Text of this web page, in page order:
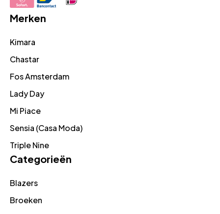
Merken
Kimara
Chastar
Fos Amsterdam
Lady Day
Mi Piace
Sensia (Casa Moda)
Triple Nine
Categorieën
Blazers
Broeken